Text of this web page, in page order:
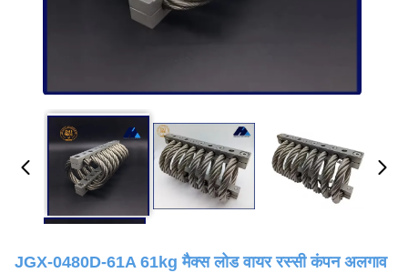
JGX-0480D-61A 61kg मैक्स लोड वायर रस्सी कंपन अलगाव